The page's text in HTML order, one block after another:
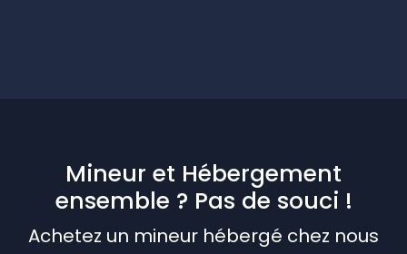
Mineur et Hébergement
ensemble ? Pas de souci !
Achetez un mineur hébergé chez nous